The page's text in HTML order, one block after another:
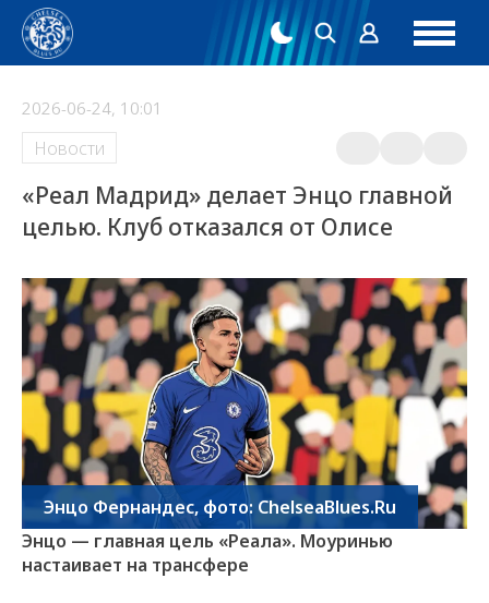
2026-06-24, 10:01
Новости
«Реал Мадрид» делает Энцо главной
целью. Клуб отказался от Олисе
Энцо Фернандес, фото: ChelseaBlues.Ru
Энцо — главная цель «Реала». Моуринью
настаивает на трансфере